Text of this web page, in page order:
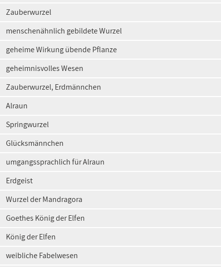
Zauberwurzel
menschenähnlich gebildete Wurzel
geheime Wirkung übende Pflanze
geheimnisvolles Wesen
Zauberwurzel, Erdmännchen
Alraun
Springwurzel
Glücksmännchen
umgangssprachlich für Alraun
Erdgeist
Wurzel der Mandragora
Goethes König der Elfen
König der Elfen
weibliche Fabelwesen